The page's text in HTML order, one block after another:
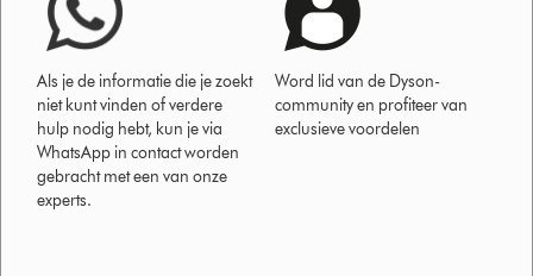
Als je de informatie die je zoekt
niet kunt vinden of verdere
hulp nodig hebt, kun je via
WhatsApp in contact worden
gebracht met een van onze
experts.
Word lid van de Dyson-
community en profiteer van
exclusieve voordelen